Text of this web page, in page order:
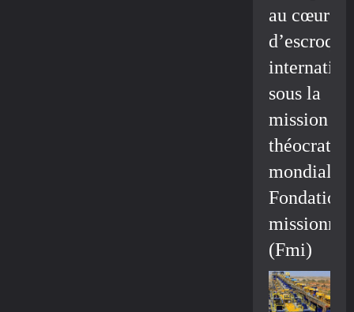
au cœur
sous la
mission
mondiale/
Fondation
(Fmi)